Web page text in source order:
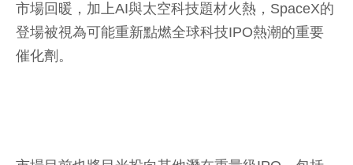
市場回暖，加上AI與太空科技題材火熱，SpaceX的
登場被視為可能重新點燃全球科技IPO熱潮的重要
催化劑。